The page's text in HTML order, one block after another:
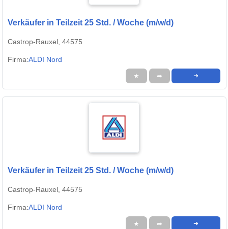
Verkäufer in Teilzeit 25 Std. / Woche (m/w/d)
Castrop-Rauxel, 44575
Firma:ALDI Nord
★ ➦ ➜
Verkäufer in Teilzeit 25 Std. / Woche (m/w/d)
Castrop-Rauxel, 44575
Firma:ALDI Nord
★ ➦ ➜